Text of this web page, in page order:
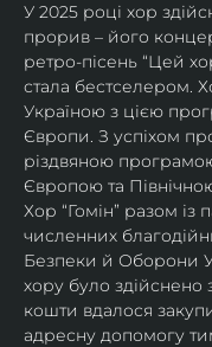
У 2025 році хор
прорив – його
ретро-пісень “Цей
стала бестселером.
Україною з цією
Європи. З успіхом
різдвяною
Європою та
Хор “Гомін” разом із
численних
Безпеки й Оборони
хору було здійснено
кошти вдалося
адре​​сну допомогу